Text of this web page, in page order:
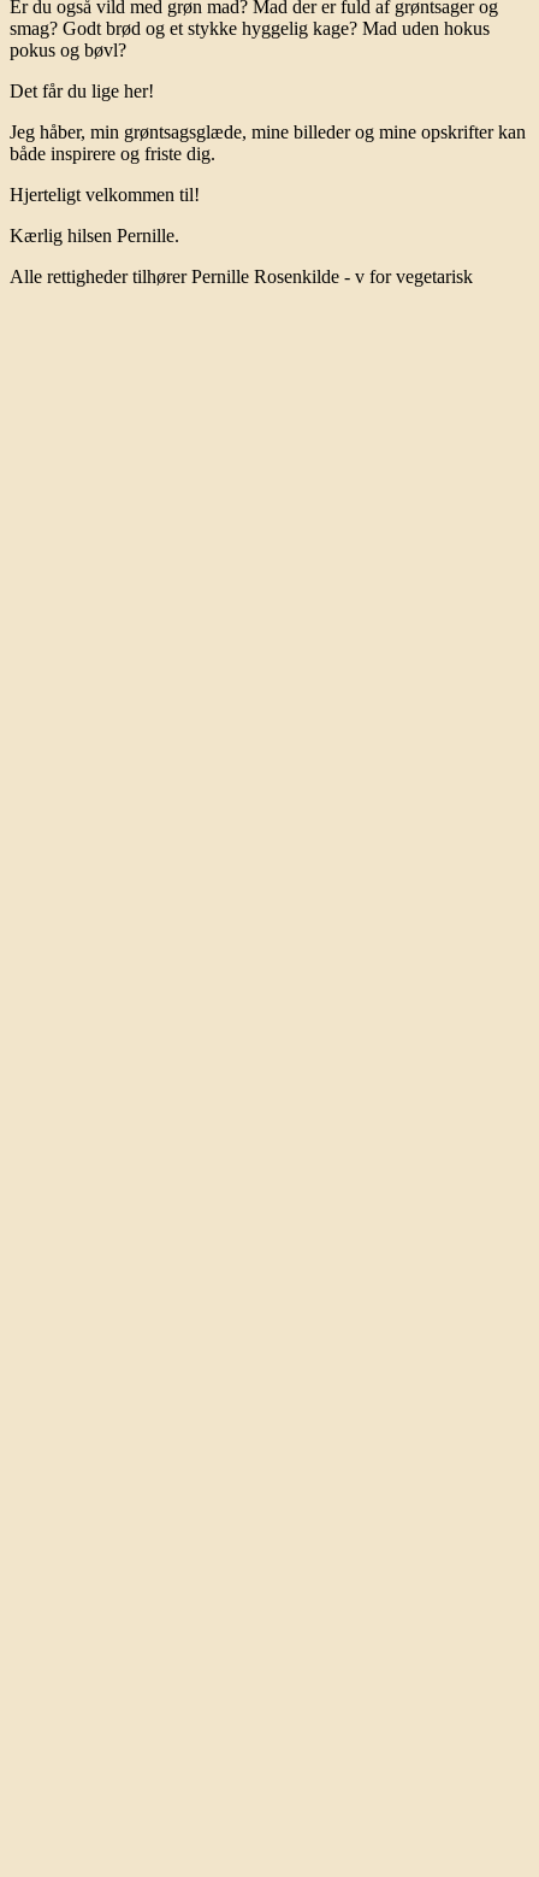
Er du også vild med grøn mad? Mad der er fuld af grøntsager og
smag? Godt brød og et stykke hyggelig kage? Mad uden hokus
pokus og bøvl?
Det får du lige her!
Jeg håber, min grøntsagsglæde, mine billeder og mine opskrifter kan
både inspirere og friste dig.
Hjerteligt velkommen til!
Kærlig hilsen Pernille.
Alle rettigheder tilhører Pernille Rosenkilde - v for vegetarisk